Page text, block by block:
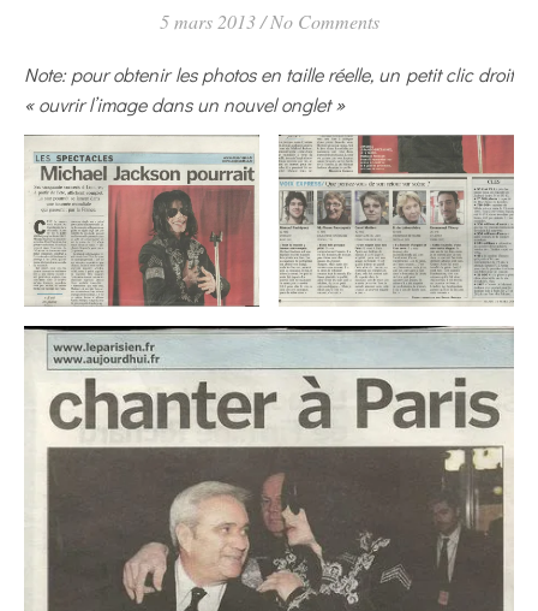
5 mars 2013 / No Comments
Note: pour obtenir les photos en taille réelle, un petit clic droit
« ouvrir l’image dans un nouvel onglet »